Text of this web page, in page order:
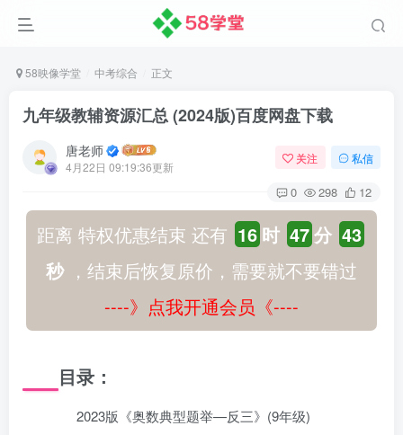
58映像学堂 中考综合 正文
九年级教辅资源汇总 (2024版)百度网盘下载
唐老师
4月22日 09:19:36更新
关注 私信
0 298 12
距离 特权优惠结束 还有 16 时 47分 43
秒，结束后恢复原价，需要就不要错过
----》点我开通会员《----
目录：
2023版《奥数典型题举—反三》(9年级)